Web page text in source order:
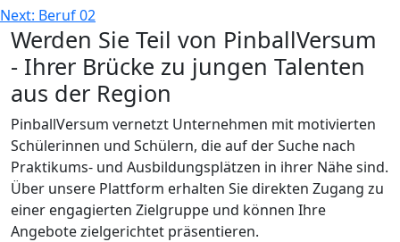
Next: Beruf 02
Werden Sie Teil von PinballVersum
- Ihrer Brücke zu jungen Talenten
aus der Region
PinballVersum vernetzt Unternehmen mit motivierten
Schülerinnen und Schülern, die auf der Suche nach
Praktikums- und Ausbildungsplätzen in ihrer Nähe sind.
Über unsere Plattform erhalten Sie direkten Zugang zu
einer engagierten Zielgruppe und können Ihre
Angebote zielgerichtet präsentieren.